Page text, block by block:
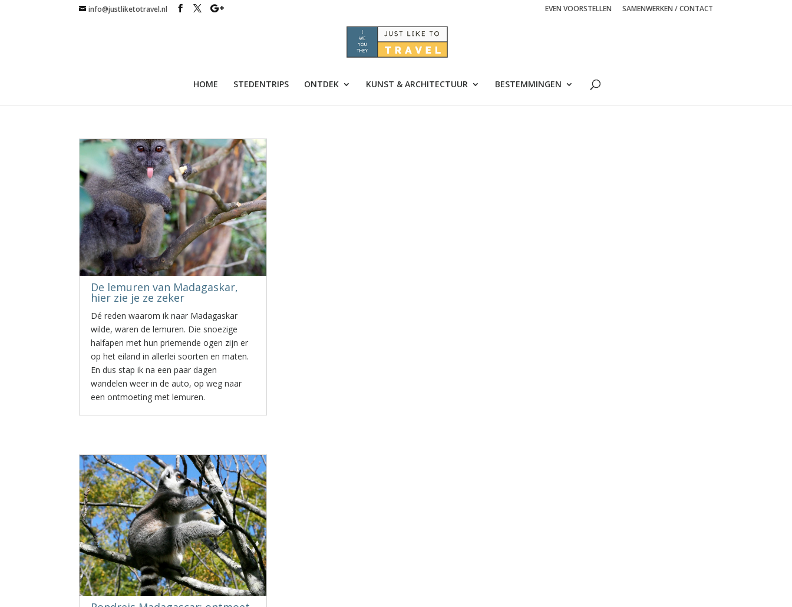
info@justliketotravel.nl EVEN VOORSTELLEN SAMENWERKEN / CONTACT
HOME STEDENTRIPS ONTDEK KUNST & ARCHITECTUUR BESTEMMINGEN
De lemuren van Madagaskar,
hier zie je ze zeker
Dé reden waarom ik naar Madagaskar
wilde, waren de lemuren. Die snoezige
halfapen met hun priemende ogen zijn er
op het eiland in allerlei soorten en maten.
En dus stap ik na een paar dagen
wandelen weer in de auto, op weg naar
een ontmoeting met lemuren.